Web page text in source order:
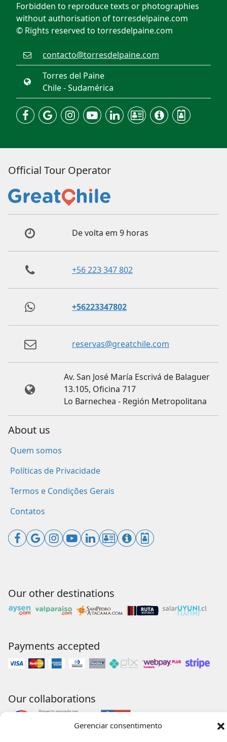
Gerenciar consentimento
Forbidden to reproduce texts or photographies
without authorisation of torresdelpaine.com
© Rights reserved to torresdelpaine.com
contacto@torresdelpaine.com
Torres del Paine
Chile - Sudamérica
Official Tour Operator
De volta em 9 horas
+56 223 347 802
+56223347802
reservas@greatchile.com
Av. San José María Escrivá de Balaguer
13.105, Oficina 717
Lo Barnechea - Región Metropolitana
About us
Quem somos
Políticas de Privacidade
Termos e Condições Gerais
Contatos
Our other destinations
Payments accepted
Our collaborations